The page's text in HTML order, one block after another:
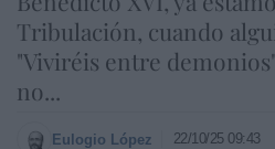
Tribulación, cuando
"Viviréis entre
no...
Eulogio López 22/10/25 09:43